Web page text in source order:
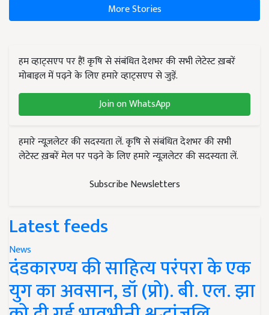
More Stories
हम व्हाट्सएप पर हैं! कृषि से संबंधित देशभर की सभी लेटेस्ट ख़बरें
मोबाइल में पढ़ने के लिए हमारे व्हाट्सएप से जुड़ें.
Join on WhatsApp
हमारे न्यूज़लेटर की सदस्यता लें. कृषि से संबंधित देशभर की सभी
लेटेस्ट ख़बरें मेल पर पढ़ने के लिए हमारे न्यूज़लेटर की सदस्यता लें.
Subscribe Newsletters
Latest feeds
News
दंडकारण्य की साहित्य परंपरा के एक
युग का अवसान, डॉ (प्रो). बी. एल. झा